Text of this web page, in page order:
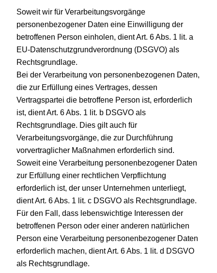
Soweit wir für Verarbeitungsvorgänge
personenbezogener Daten eine Einwilligung der
betroffenen Person einholen, dient Art. 6 Abs. 1 lit. a
EU-Datenschutzgrundverordnung (DSGVO) als
Rechtsgrundlage.
Bei der Verarbeitung von personenbezogenen Daten,
die zur Erfüllung eines Vertrages, dessen
Vertragspartei die betroffene Person ist, erforderlich
ist, dient Art. 6 Abs. 1 lit. b DSGVO als
Rechtsgrundlage. Dies gilt auch für
Verarbeitungsvorgänge, die zur Durchführung
vorvertraglicher Maßnahmen erforderlich sind.
Soweit eine Verarbeitung personenbezogener Daten
zur Erfüllung einer rechtlichen Verpflichtung
erforderlich ist, der unser Unternehmen unterliegt,
dient Art. 6 Abs. 1 lit. c DSGVO als Rechtsgrundlage.
Für den Fall, dass lebenswichtige Interessen der
betroffenen Person oder einer anderen natürlichen
Person eine Verarbeitung personenbezogener Daten
erforderlich machen, dient Art. 6 Abs. 1 lit. d DSGVO
als Rechtsgrundlage.